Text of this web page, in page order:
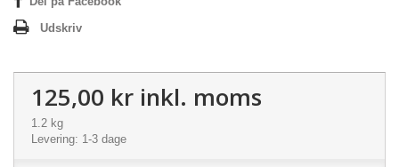
Udskriv
125,00 kr inkl. moms
1.2 kg
Levering: 1-3 dage